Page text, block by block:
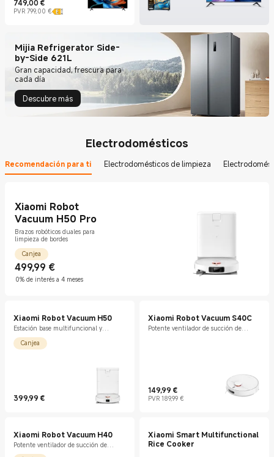
749,00 €
Current Price €749
PVR 799,00 €
Precio de mercado 799,00 €
Mijia Refrigerator Side-
by-Side 621L
Gran capacidad, frescura para
cada día
Descubre más
Electrodomésticos
Recomendación para ti Electrodomésticos de limpieza
Xiaomi Robot
Vacuum H50 Pro
Brazos robóticos duales para
limpieza de bordes
Canjea
499,99 €
Current Price €499.99
0% de interés a 4 meses
Xiaomi Robot Vacuum H50
Estación base multifuncional y
autolimpiante
Canjea
399,99 €
Current Price €399.99
Xiaomi Robot Vacuum S40C
Potente ventilador de succión de
149,99 €
Current Price €149.99
PVR 189,99 €
Precio de mercado 189,99 €
Xiaomi Robot Vacuum H40
Potente ventilador de succión de
10 000 Pa
Xiaomi Smart Multifunctional
Rice Cooker